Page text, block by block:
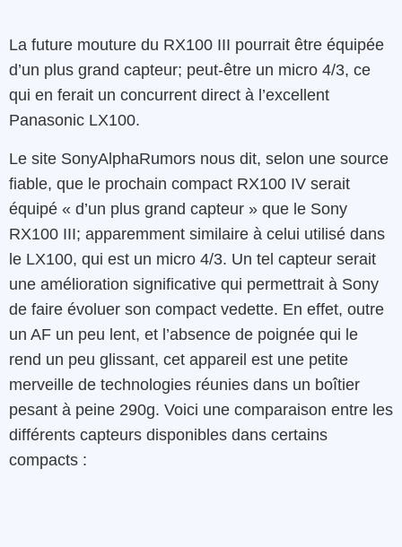
La future mouture du RX100 III pourrait être équipée
d’un plus grand capteur; peut-être un micro 4/3, ce
qui en ferait un concurrent direct à l’excellent
Panasonic LX100.
Le site SonyAlphaRumors nous dit, selon une source
fiable, que le prochain compact RX100 IV serait
équipé « d’un plus grand capteur » que le Sony
RX100 III; apparemment similaire à celui utilisé dans
le LX100, qui est un micro 4/3. Un tel capteur serait
une amélioration significative qui permettrait à Sony
de faire évoluer son compact vedette. En effet, outre
un AF un peu lent, et l’absence de poignée qui le
rend un peu glissant, cet appareil est une petite
merveille de technologies réunies dans un boîtier
pesant à peine 290g. Voici une comparaison entre les
différents capteurs disponibles dans certains
compacts :